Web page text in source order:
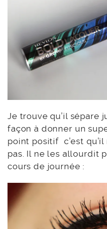
Je trouve qu’il sépare
façon à donner un
point positif c’est
pas. Il ne les allourdit
cours de journée :